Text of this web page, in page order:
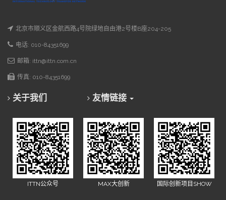
北京市顺义区金航西路4号院绿地自由港2号楼B座204-205
电话: 010-84351699
邮箱: ittn@ittn.com.cn
传真: 010-84351699
关于我们 友情链接
ITTN公众号 MAX大创新 国际创新项目SHOW